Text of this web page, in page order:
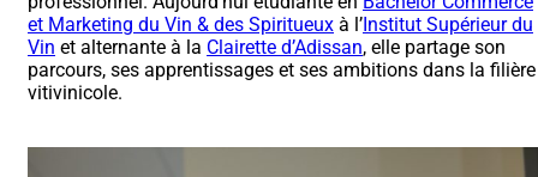
et Marketing du Vin & des Spiritueux à l’Institut Supérieur du
Vin et alternante à la Clairette d’Adissan, elle partage son
parcours, ses apprentissages et ses ambitions dans la filière
vitivinicole.